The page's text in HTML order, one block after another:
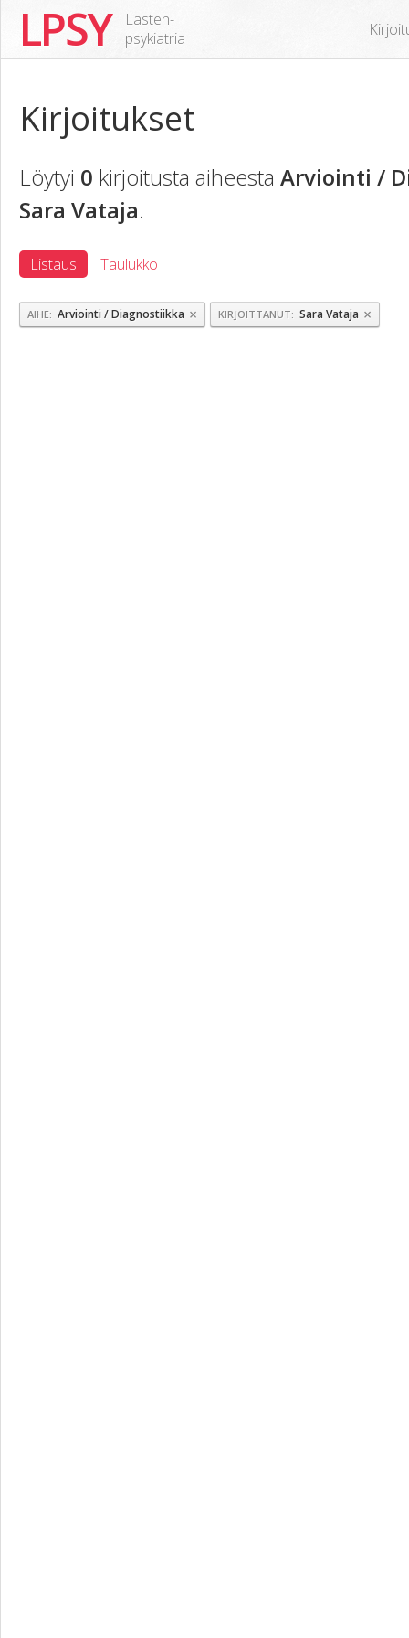
LPSY
Lasten-
psykiatria
Kirjoitukset
Löytyi 0 kirjoitusta aiheesta Arviointi /
Sara Vataja.
Listaus Taulukko
AIHE Arviointi / Diagnostiikka × KIRJOITTANUT Sara Vataja ×